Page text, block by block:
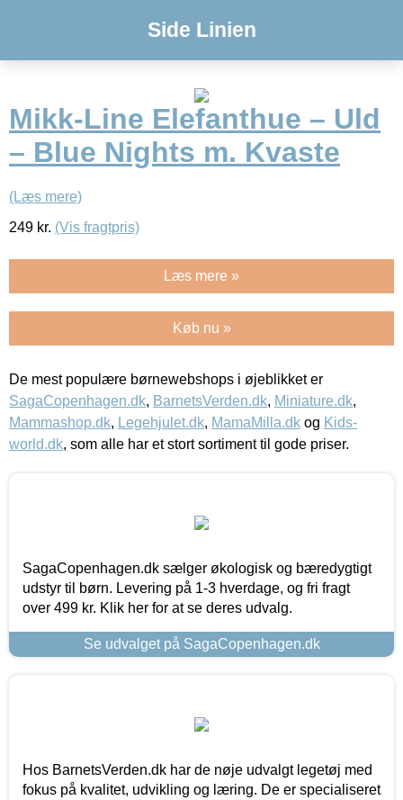
Side Linien
Mikk-Line Elefanthue – Uld
– Blue Nights m. Kvaste
(Læs mere)
249 kr. (Vis fragtpris)
Læs mere »
Køb nu »
De mest populære børnewebshops i øjeblikket er
SagaCopenhagen.dk, BarnetsVerden.dk, Miniature.dk,
Mammashop.dk, Legehjulet.dk, MamaMilla.dk og Kids-
world.dk, som alle har et stort sortiment til gode priser.
SagaCopenhagen.dk sælger økologisk og bæredygtigt
udstyr til børn. Levering på 1-3 hverdage, og fri fragt
over 499 kr. Klik her for at se deres udvalg.
Se udvalget på SagaCopenhagen.dk
Hos BarnetsVerden.dk har de nøje udvalgt legetøj med
fokus på kvalitet, udvikling og læring. De er specialiseret